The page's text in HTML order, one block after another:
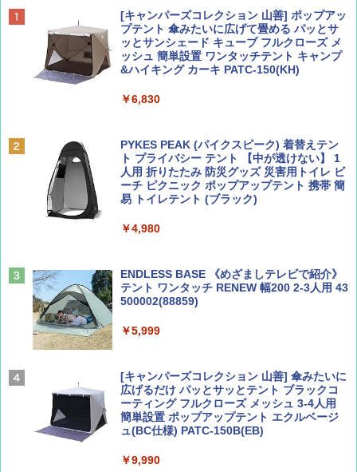
BE-PAL(ビ-パル) 2026年 9 月号【特別付録:
SOTO ミニマル"旅"財布 ランダム2種】
￥1,500
￥713
AIRLINE（エアライン）2026年9月号【特
集】ボーイング110周年を祝して！
￥1,760
D40 地球の歩き方 チェンマイ タイ北部の魅
力的な町 2026～2027 地球の歩き方D アジア
￥2,079
￥2,695
球の歩き方A ヨーロッパ
A26 地球の歩き方 チェコ ポーランド スロヴ
ァキア 2026～2027 地球の歩き方A ヨーロッ
[キャンパーズコレクション 山善] ポップアッ
プテント 傘みたいに広げて畳める パッとサ
ッとサンシェード キューブ フルクローズ メ
ッシュ 簡単設置 ワンタッチテント キャンプ
&ハイキング カーキ PATC-150(KH)
￥6,830
PYKES PEAK (パイクスピーク) 着替えテン
ト プライバシー テント 【中が透けない】 1
人用 折りたたみ 防災グッズ 災害用トイレ ビ
ーチ ピクニック ポップアップテント 携帯 簡
易 トイレテント (ブラック)
￥4,980
ENDLESS BASE 《めざましテレビで紹介》
テント ワンタッチ RENEW 幅200 2-3人用 43
500002(88859)
￥5,999
[キャンパーズコレクション 山善] 傘みたいに
広げるだけ パッとサッとテント ブラックコ
ーティング フルクローズ メッシュ 3-4人用
簡単設置 ポップアップテント エクルベージ
ュ(BC仕様) PATC-150B(EB)
￥9,990